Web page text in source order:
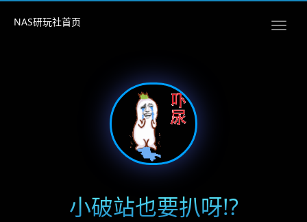
NAS研玩社首页
小破站也要扒呀!?